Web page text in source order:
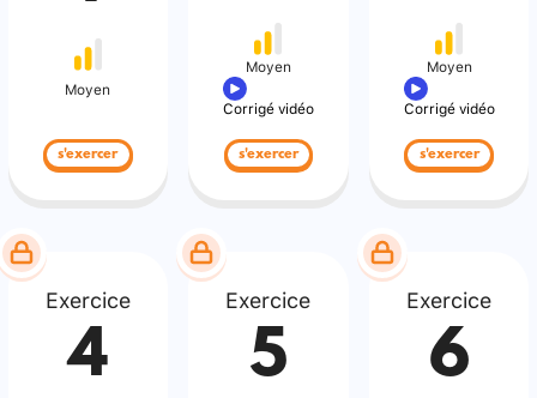
Moyen
s'exercer
Moyen
Corrigé vidéo
s'exercer
Moyen
Corrigé vidéo
s'exercer
Exercice
4
Exercice
5
Exercice
6